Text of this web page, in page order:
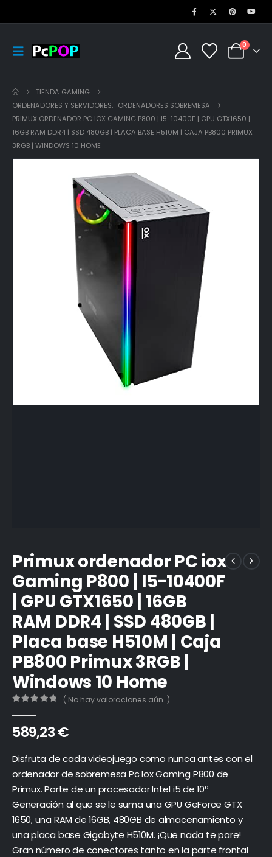
0
TIENDA GAMING
ORDENADORES Y SERVIDORES, ORDENADORES SOBREMESA
PRIMUX ORDENADOR PC IOX GAMING P800 | I5-10400F | GPU GTX1650 |
16GB RAM DDR4 | SSD 480GB | PLACA BASE H510M | CAJA PB800 PRIMUX
3RGB | WINDOWS 10 HOME
Primux ordenador PC iox
Gaming P800 | I5-10400F
| GPU GTX1650 | 16GB
RAM DDR4 | SSD 480GB |
Placa base H510M | Caja
PB800 Primux 3RGB |
Windows 10 Home
( No hay valoraciones aún. )
589,23€
Disfruta de cada videojuego como nunca antes con el
ordenador de sobremesa Pc Iox Gaming P800 de
Primux. Parte de un procesador Intel i5 de 10ª
Generación al que se le suma una GPU GeForce GTX
1650, una RAM de 16GB, 480GB de almacenamiento y
una placa base Gigabyte H510M. ¡Que nada te pare!
Gran número de conectores tanto en la parte frontal